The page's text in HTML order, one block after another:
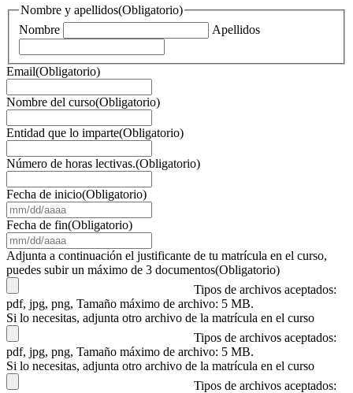
Nombre y apellidos(Obligatorio)
Nombre
Apellidos
Email(Obligatorio)
Nombre del curso(Obligatorio)
Entidad que lo imparte(Obligatorio)
Número de horas lectivas.(Obligatorio)
Fecha de inicio(Obligatorio)
barra
DD
barra
AAAA
Fecha de fin(Obligatorio)
barra
DD
Adjunta a continuación el justificante de tu matrícula en el curso,
puedes subir un máximo de 3 documentos(Obligatorio)
Tipos de archivos aceptados:
pdf, jpg, png, Tamaño máximo de archivo: 5 MB.
Si lo necesitas, adjunta otro archivo de la matrícula en el curso
Tipos de archivos aceptados:
pdf, jpg, png, Tamaño máximo de archivo: 5 MB.
Si lo necesitas, adjunta otro archivo de la matrícula en el curso
Tipos de archivos aceptados: